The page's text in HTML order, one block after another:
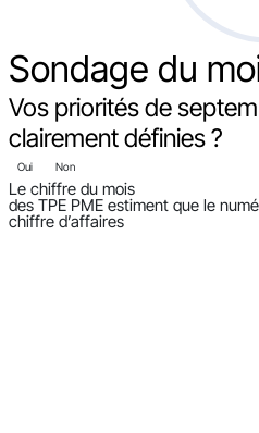
Sondage du
Vos priorités de
clairement définies ?
Oui Non
Le chiffre du mois
des TPE PME estiment que le
chiffre d’affaires